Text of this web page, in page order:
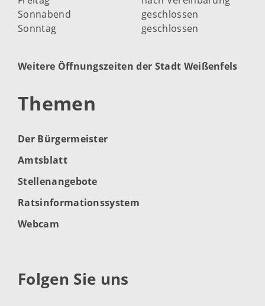
Sonnabend
geschlossen
Sonntag
geschlossen
Weitere Öffnungszeiten der Stadt Weißenfels
Themen
Der Bürgermeister
Amtsblatt
Stellenangebote
Ratsinformationssystem
Webcam
Folgen Sie uns